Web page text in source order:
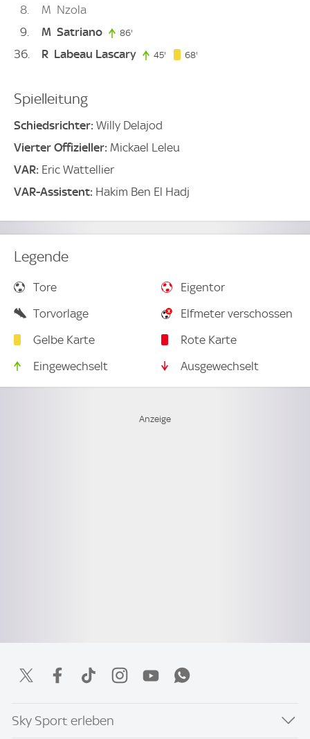
8 M Nzola
9
M Satriano 86'
36 R Labeau Lascary 45' 45. minute
68'
Spielleitung
Schiedsrichter: Willy Delajod
Vierter Offizieller: Mickael Leleu
VAR: Eric Wattellier
VAR-Assistent: Hakim Ben El Hadj
Legende
Tore
Eigentor
Torvorlage
Elfmeter verschossen
Gelbe Karte
Rote Karte
Eingewechselt
Ausgewechselt
Sky Sport erleben